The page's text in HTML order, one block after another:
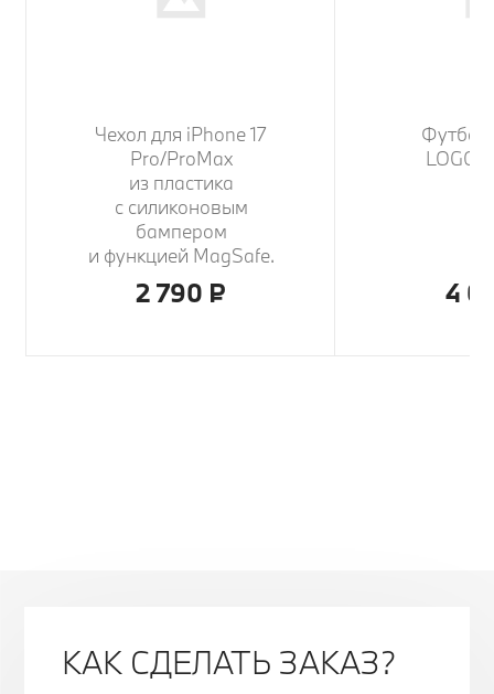
Чехол для iPhone 17
Pro/ProMax
из пластика
с силиконовым
бампером
и функцией MagSafe.
2 790 ₽
LOGO
4
КАК СДЕЛАТЬ ЗАКАЗ?